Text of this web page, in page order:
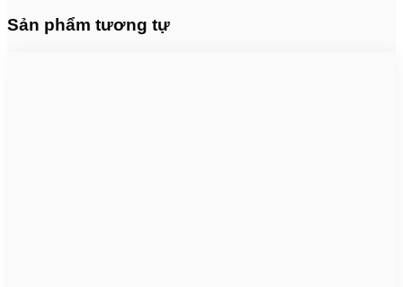
Sản phẩm tương tự